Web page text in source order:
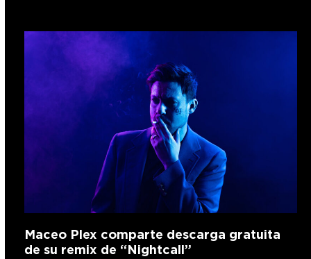
Maceo Plex comparte descarga gratuita
de su remix de “Nightcall”